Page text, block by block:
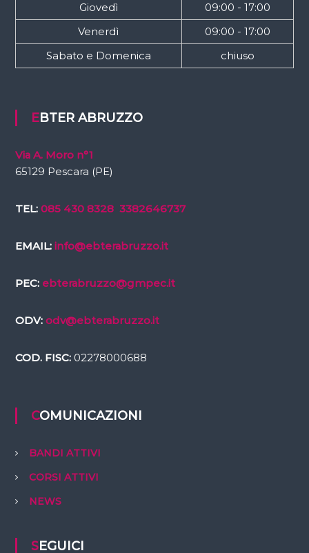
Giovedì
09:00 - 17:00
Venerdì
09:00 - 17:00
Sabato e Domenica
chiuso
EBTER ABRUZZO
Via A. Moro n°1
65129 Pescara (PE)
TEL: 085 430 8328 3382646737
EMAIL: info@ebterabruzzo.it
PEC: ebterabruzzo@gmpec.it
ODV: odv@ebterabruzzo.it
COD. FISC:02278000688
COMUNICAZIONI
BANDI ATTIVI
CORSI ATTIVI
NEWS
SEGUICI